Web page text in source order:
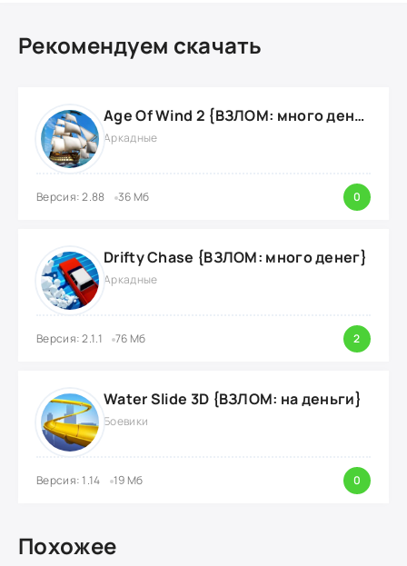
Рекомендуем скачать
Age Of Wind 2 {ВЗЛОМ: много денег}
Аркадные
Версия: 2.88 36 Мб 0
Drifty Chase {ВЗЛОМ: много денег}
Аркадные
Версия: 2.1.1 76 Мб 2
Water Slide 3D {ВЗЛОМ: на деньги}
Боевики
Версия: 1.14 19 Мб 0
Похожее